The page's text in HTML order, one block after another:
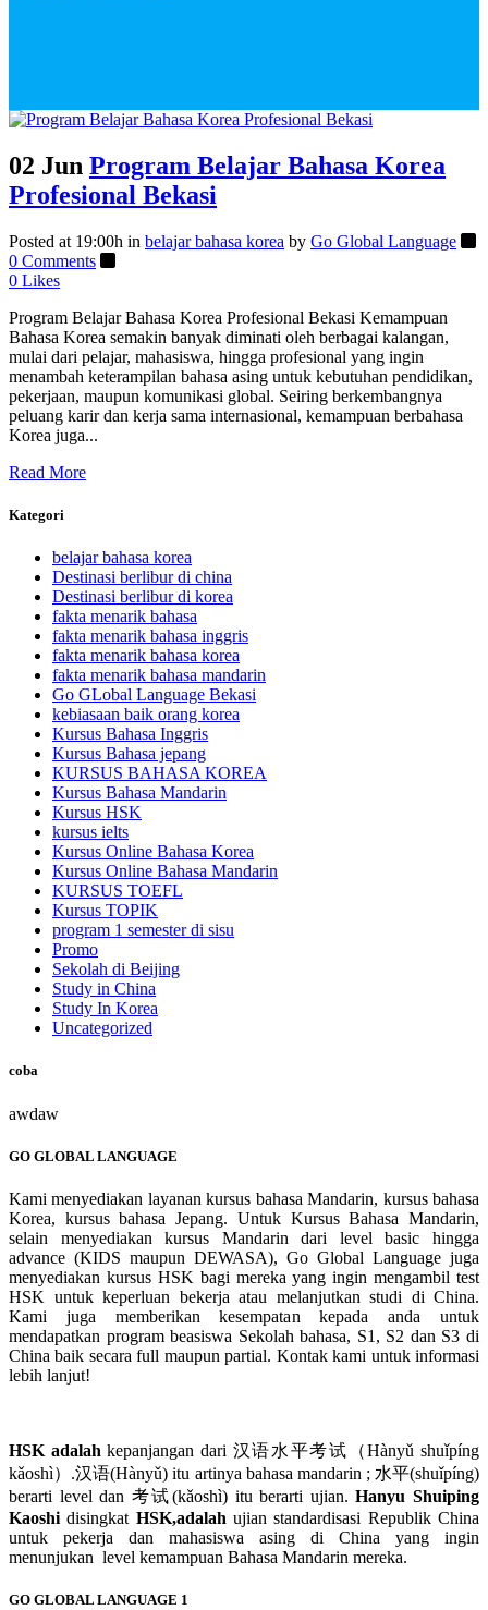
02 Jun Program Belajar Bahasa Korea
Profesional Bekasi
Posted at 19:00h in belajar bahasa korea by Go Global Language
0 Comments
0 Likes
Program Belajar Bahasa Korea Profesional Bekasi Kemampuan
Bahasa Korea semakin banyak diminati oleh berbagai kalangan,
mulai dari pelajar, mahasiswa, hingga profesional yang ingin
menambah keterampilan bahasa asing untuk kebutuhan pendidikan,
pekerjaan, maupun komunikasi global. Seiring berkembangnya
peluang karir dan kerja sama internasional, kemampuan berbahasa
Korea juga...
Read More
Kategori
belajar bahasa korea
Destinasi berlibur di china
Destinasi berlibur di korea
fakta menarik bahasa
fakta menarik bahasa inggris
fakta menarik bahasa korea
fakta menarik bahasa mandarin
Go GLobal Language Bekasi
kebiasaan baik orang korea
Kursus Bahasa Inggris
Kursus Bahasa jepang
KURSUS BAHASA KOREA
Kursus Bahasa Mandarin
Kursus HSK
kursus ielts
Kursus Online Bahasa Korea
Kursus Online Bahasa Mandarin
KURSUS TOEFL
Kursus TOPIK
program 1 semester di sisu
Promo
Sekolah di Beijing
Study in China
Study In Korea
Uncategorized
coba
awdaw
GO GLOBAL LANGUAGE
Kami menyediakan layanan kursus bahasa Mandarin, kursus bahasa
Korea, kursus bahasa Jepang. Untuk Kursus Bahasa Mandarin,
selain menyediakan kursus Mandarin dari level basic hingga
advance (KIDS maupun DEWASA), Go Global Language juga
menyediakan kursus HSK bagi mereka yang ingin mengambil test
HSK untuk keperluan bekerja atau melanjutkan studi di China.
Kami juga memberikan kesempatan kepada anda untuk
mendapatkan program beasiswa Sekolah bahasa, S1, S2 dan S3 di
China baik secara full maupun partial. Kontak kami untuk informasi
lebih lanjut!
HSK adalah kepanjangan dari 汉语水平考试（Hànyǔ shuǐpíng
kǎoshì）.汉语(Hànyǔ) itu artinya bahasa mandarin ; 水平(shuǐpíng)
berarti level dan 考试(kǎoshì) itu berarti ujian.Hanyu Shuiping
Kaoshi disingkat HSK,adalah ujian standardisasi Republik China
untuk pekerja dan mahasiswa asing di China yang ingin
menunjukan level kemampuan Bahasa Mandarin mereka.
GO GLOBAL LANGUAGE 1